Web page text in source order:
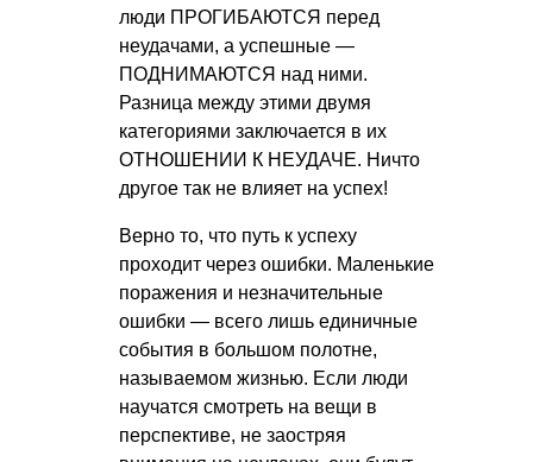
люди ПРОГИБАЮТСЯ перед
неудачами, а успешные —
ПОДНИМАЮТСЯ над ними.
Разница между этими двумя
категориями заключается в их
ОТНОШЕНИИ К НЕУДАЧЕ. Ничто
другое так не влияет на успех!
Верно то, что путь к успеху
проходит через ошибки. Маленькие
поражения и незначительные
ошибки — всего лишь единичные
события в большом полотне,
называемом жизнью. Если люди
научатся смотреть на вещи в
перспективе, не заостряя